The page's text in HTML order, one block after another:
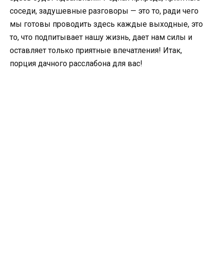
соседи, задушевные разговоры — это то, ради чего
мы готовы проводить здесь каждые выходные, это
то, что подпитывает нашу жизнь, дает нам силы и
оставляет только приятные впечатления! Итак,
порция дачного расслабона для вас!